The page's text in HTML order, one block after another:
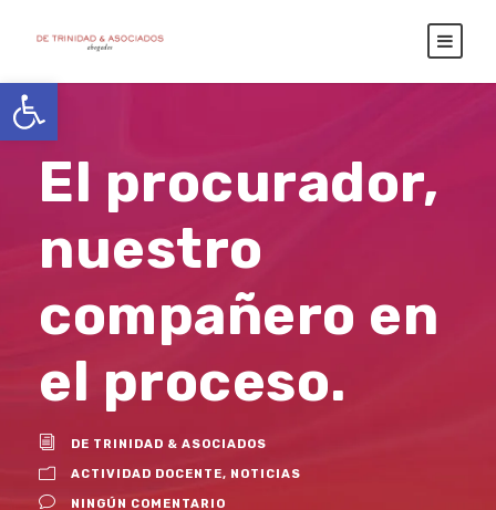
Abrir barra de herramientas
El procurador,
nuestro
compañero en
el proceso.
DE TRINIDAD & ASOCIADOS
ACTIVIDAD DOCENTE, NOTICIAS
NINGÚN COMENTARIO